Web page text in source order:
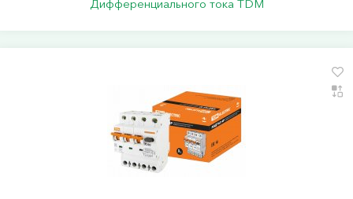
Дифференциального тока TDM